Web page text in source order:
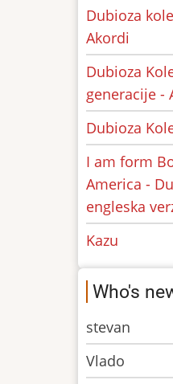
Dubioza
Akordi
Dubioza
generacije -
Dubioza
I am form
America -
engleska
Kazu
Who's
stevan
Vlado